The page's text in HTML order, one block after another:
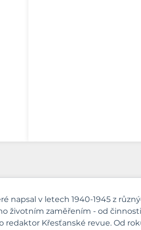
napsal v letech 1940-1945 z
životním zaměřením - od
redaktor Křesťanské revue. Od